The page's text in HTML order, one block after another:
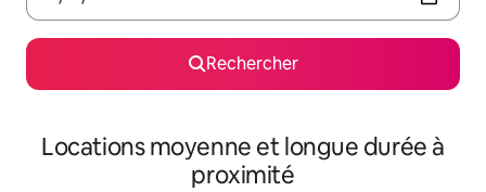
Rechercher
Locations moyenne et longue durée à
proximité